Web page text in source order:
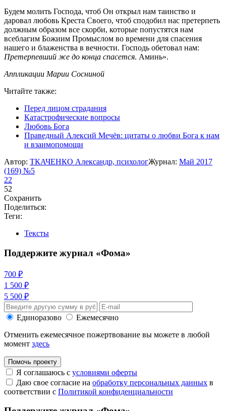
Будем молить Господа, чтоб Он открыл нам таинство и
даровал любовь Креста Своего, чтоб сподобил нас претерпеть
должным образом все скорби, которые попустятся нам
всеблагим Божиим Промыслом во времени для спасения
нашего и блаженства в вечности. Господь обетовал нам:
Претерпевший же до конца спасется. Аминь».
Аппликации Марии Сосниной
Читайте также:
Перед лицом страдания
Катастрофические вопросы
Любовь Бога
Праведный Алексий Мечёв: цитаты о любви Бога к нам
и взаимопомощи
Автор: ТКАЧЕНКО Александр, психологЖурнал: Май 2017
(169) №5
22
52
Сохранить
Поделиться:
Теги:
Тексты
Поддержите журнал «Фома»
700 ₽
1 500 ₽
5 500 ₽
Единоразово
Ежемесячно
Отменить ежемесячное пожертвование вы можете в любой
момент здесь
Помочь проекту
Я соглашаюсь с условиями оферты
Даю свое согласие на обработку персональных данных в
соответствии с Политикой конфиденциальности